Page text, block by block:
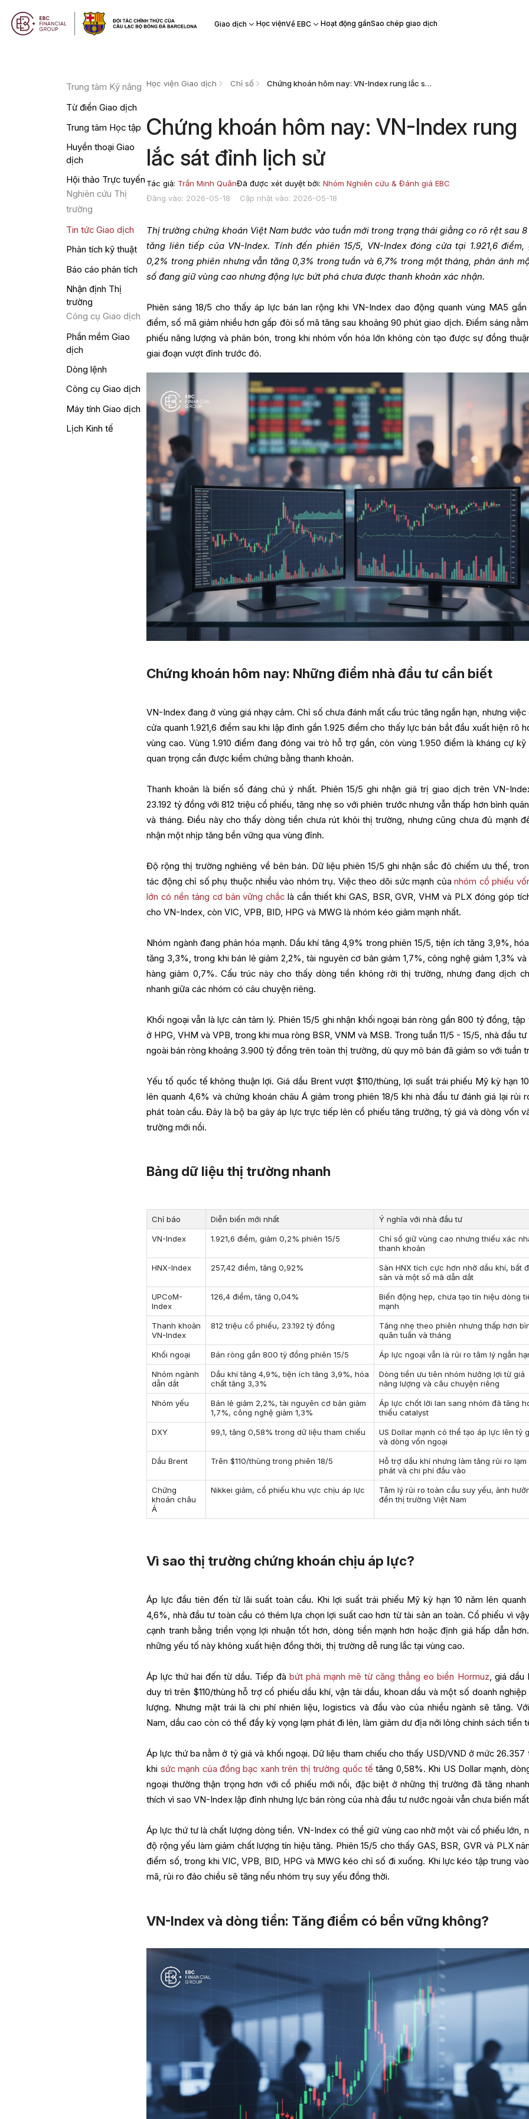
Giao dịch Học việnVề EBC Hoạt động gầnSao chép giao dịch
Trung tâm Kỹ năng
Từ điển Giao dịch
Trung tâm Học tập
Huyền thoại Giao
dịch
Hội thảo Trực tuyến
Nghiên cứu Thị
trường
Tin tức Giao dịch
Phân tích kỹ thuật
Báo cáo phân tích
Nhận định Thị
trường
Công cụ Giao dịch
Phần mềm Giao
dịch
Dòng lệnh
Công cụ Giao dịch
Máy tính Giao dịch
Lịch Kinh tế
Học viện Giao dịch Chỉ số Chứng khoán hôm nay: VN-Index rung lắc sát đỉnh lịch sử
Chứng khoán hôm nay: VN-Index rung
lắc sát đỉnh lịch sử
Tác giả: Trần Minh QuânĐã được xét duyệt bởi:Nhóm Nghiên cứu & Đánh giá EBC
Đăng vào: 2026-05-18
Cập nhật vào: 2026-05-18
Thị trường chứng khoán Việt Nam bước vào tuần mới trong trạng thái giằng co rõ rệt sau
tăng liên tiếp của VN-Index. Tính đến phiên 15/5, VN-Index đóng cửa tại 1.921,6 điểm,
0,2% trong phiên nhưng vẫn tăng 0,3% trong tuần và 6,7% trong một tháng, phản ánh
số đang giữ vùng cao nhưng động lực bứt phá chưa được thanh khoản xác nhận.
Phiên sáng 18/5 cho thấy áp lực bán lan rộng khi VN-Index dao động quanh vùng MA5 gần
điểm, số mã giảm nhiều hơn gấp đôi số mã tăng sau khoảng 90 phút giao dịch. Điểm sáng
phiếu năng lượng và phân bón, trong khi nhóm vốn hóa lớn không còn tạo được sự đồng
giai đoạn vượt đỉnh trước đó.
Chứng khoán hôm nay: Những điểm nhà đầu tư cần biết
VN-Index đang ở vùng giá nhạy cảm. Chỉ số chưa đánh mất cấu trúc tăng ngắn hạn, nhưng việc
cửa quanh 1.921,6 điểm sau khi lập đỉnh gần 1.925 điểm cho thấy lực bán bắt đầu xuất hiện rõ
vùng cao. Vùng 1.910 điểm đang đóng vai trò hỗ trợ gần, còn vùng 1.950 điểm là kháng cự kỹ
quan trọng cần được kiểm chứng bằng thanh khoản.
Thanh khoản là biến số đáng chú ý nhất. Phiên 15/5 ghi nhận giá trị giao dịch trên VN-
23.192 tỷ đồng với 812 triệu cổ phiếu, tăng nhẹ so với phiên trước nhưng vẫn thấp hơn bình
và tháng. Điều này cho thấy dòng tiền chưa rút khỏi thị trường, nhưng cũng chưa đủ mạnh
nhận một nhịp tăng bền vững qua vùng đỉnh.
Độ rộng thị trường nghiêng về bên bán. Dữ liệu phiên 15/5 ghi nhận sắc đỏ chiếm ưu thế,
tác động chỉ số phụ thuộc nhiều vào nhóm trụ. Việc theo dõi sức mạnh củanhóm cổ phiếu
lớn có nền tảng cơ bản vững chắc là cần thiết khi GAS, BSR, GVR, VHM và PLX đóng góp
cho VN-Index, còn VIC, VPB, BID, HPG và MWG là nhóm kéo giảm mạnh nhất.
Nhóm ngành đang phân hóa mạnh. Dầu khí tăng 4,9% trong phiên 15/5, tiện ích tăng 3,9%,
tăng 3,3%, trong khi bán lẻ giảm 2,2%, tài nguyên cơ bản giảm 1,7%, công nghệ giảm 1,3% và
hàng giảm 0,7%. Cấu trúc này cho thấy dòng tiền không rời thị trường, nhưng đang dịch
nhanh giữa các nhóm có câu chuyện riêng.
Khối ngoại vẫn là lực cản tâm lý. Phiên 15/5 ghi nhận khối ngoại bán ròng gần 800 tỷ đồng, tập
ở HPG, VHM và VPB, trong khi mua ròng BSR, VNM và MSB. Trong tuần 11/5 - 15/5, nhà đầu
ngoài bán ròng khoảng 3.900 tỷ đồng trên toàn thị trường, dù quy mô bán đã giảm so với tuần
Yếu tố quốc tế không thuận lợi. Giá dầu Brent vượt $110/thùng, lợi suất trái phiếu Mỹ kỳ hạn
lên quanh 4,6% và chứng khoán châu Á giảm trong phiên 18/5 khi nhà đầu tư đánh giá lại rủi
phát toàn cầu. Đây là bộ ba gây áp lực trực tiếp lên cổ phiếu tăng trưởng, tỷ giá và dòng vốn
trường mới nổi.
Bảng dữ liệu thị trường nhanh
Chỉ báo Diễn biến mới nhất Ý nghĩa với nhà đầu tư
VN-Index 1.921,6 điểm, giảm 0,2% phiên 15/5
Chỉ số giữ vùng cao nhưng thiếu xác
thanh khoản
HNX-Index 257,42 điểm, tăng 0,92%
Sàn HNX tích cực hơn nhờ dầu khí, bất
sản và một số mã dẫn dắt
UPCoM-
Index
126,4 điểm, tăng 0,04%
Biến động hẹp, chưa tạo tín hiệu dòng
mạnh
Thanh khoản
VN-Index
812 triệu cổ phiếu, 23.192 tỷ đồng
Tăng nhẹ theo phiên nhưng thấp hơn
quân tuần và tháng
Khối ngoại Bán ròng gần 800 tỷ đồng phiên 15/5 Áp lực ngoại vẫn là rủi ro tâm lý ngắn
Nhóm ngành
dẫn dắt
Dầu khí tăng 4,9%, tiện ích tăng 3,9%, hóa
chất tăng 3,3%
Dòng tiền ưu tiên nhóm hưởng lợi từ giá
năng lượng và câu chuyện riêng
Nhóm yếu
Bán lẻ giảm 2,2%, tài nguyên cơ bản giảm
1,7%, công nghệ giảm 1,3%
Áp lực chốt lời lan sang nhóm đã tăng
thiếu catalyst
DXY 99,1, tăng 0,58% trong dữ liệu tham chiếu
US Dollar mạnh có thể tạo áp lực lên tỷ
và dòng vốn ngoại
Dầu Brent Trên $110/thùng trong phiên 18/5
Hỗ trợ dầu khí nhưng làm tăng rủi ro lạm
phát và chi phí đầu vào
Chứng
khoán châu
Á
Nikkei giảm, cổ phiếu khu vực chịu áp lực
Tâm lý rủi ro toàn cầu suy yếu, ảnh
đến thị trường Việt Nam
Vì sao thị trường chứng khoán chịu áp lực?
Áp lực đầu tiên đến từ lãi suất toàn cầu. Khi lợi suất trái phiếu Mỹ kỳ hạn 10 năm lên quanh
4,6%, nhà đầu tư toàn cầu có thêm lựa chọn lợi suất cao hơn từ tài sản an toàn. Cổ phiếu vì
cạnh tranh bằng triển vọng lợi nhuận tốt hơn, dòng tiền mạnh hơn hoặc định giá hấp dẫn
những yếu tố này không xuất hiện đồng thời, thị trường dễ rung lắc tại vùng cao.
Áp lực thứ hai đến từ dầu. Tiếp đà bứt phá mạnh mẽ từ căng thẳng eo biển Hormuz, giá dầu
duy trì trên $110/thùng hỗ trợ cổ phiếu dầu khí, vận tải dầu, khoan dầu và một số doanh nghiệp
lượng. Nhưng mặt trái là chi phí nhiên liệu, logistics và đầu vào của nhiều ngành sẽ tăng.
Nam, dầu cao còn có thể đẩy kỳ vọng lạm phát đi lên, làm giảm dư địa nới lỏng chính sách tiền
Áp lực thứ ba nằm ở tỷ giá và khối ngoại. Dữ liệu tham chiếu cho thấy USD/VND ở mức 26.357
khi sức mạnh của đồng bạc xanh trên thị trường quốc tế tăng 0,58%. Khi US Dollar mạnh,
ngoại thường thận trọng hơn với cổ phiếu mới nổi, đặc biệt ở những thị trường đã tăng
thích vì sao VN-Index lập đỉnh nhưng lực bán ròng của nhà đầu tư nước ngoài vẫn chưa biến
Áp lực thứ tư là chất lượng dòng tiền. VN-Index có thể giữ vùng cao nhờ một vài cổ phiếu lớn,
độ rộng yếu làm giảm chất lượng tín hiệu tăng. Phiên 15/5 cho thấy GAS, BSR, GVR và PLX
điểm số, trong khi VIC, VPB, BID, HPG và MWG kéo chỉ số đi xuống. Khi lực kéo tập trung
mã, rủi ro đảo chiều sẽ tăng nếu nhóm trụ suy yếu đồng thời.
VN-Index và dòng tiền: Tăng điểm có bền vững không?